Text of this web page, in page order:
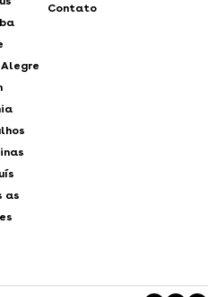
as
Contato